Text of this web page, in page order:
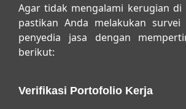
Agar tidak mengalami kerugian di
pastikan Anda melakukan
penyedia jasa dengan
berikut:
Verifikasi Portofolio Kerja